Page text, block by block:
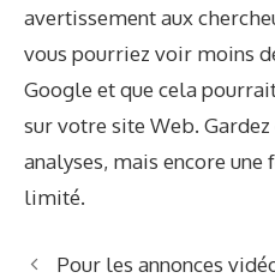
avertissement aux
vous pourriez voir moins
Google et que cela
sur votre site Web.
analyses, mais encore une
limité.
Pour les annonces